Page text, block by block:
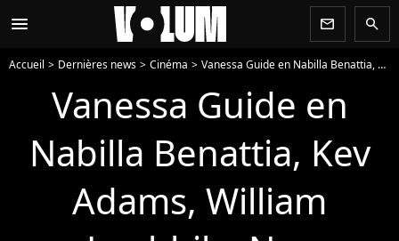
menu newsletter search
Accueil Dernières news Cinéma Vanessa Guide en Nabilla Benattia, Kev Adams, William Leghbil... Nos questions cons #9 pour Aladin
Vanessa Guide en
Nabilla Benattia, Kev
Adams, William